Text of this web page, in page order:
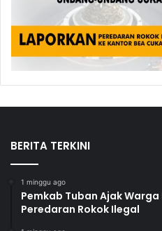
BERITA TERKINI
1 minggu ago
Pemkab Tuban Ajak
Peredaran Rokok Ilegal